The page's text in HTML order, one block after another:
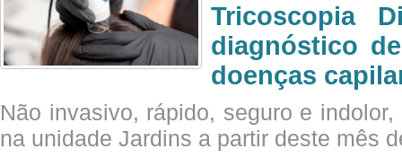
Tricoscopia
diagnóstico
doenças
Não invasivo, rápido, seguro e
na unidade Jardins a partir deste mês